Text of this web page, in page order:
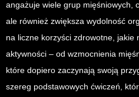
angażuje wiele grup mięśniowych,
ale również zwiększa wydolność
na liczne korzyści zdrowotne, jakie
aktywności – od wzmocnienia
które dopiero zaczynają swoją
szereg podstawowych ćwiczeń,